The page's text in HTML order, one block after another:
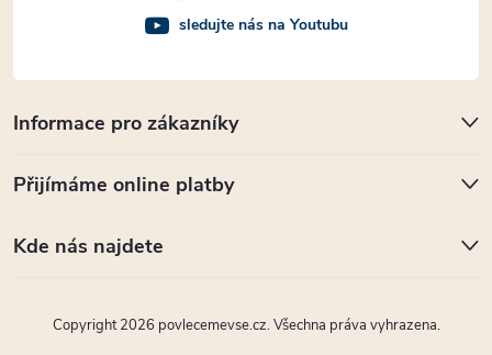
Informace pro zákazníky
Přijímáme online platby
Kde nás najdete
sledujte nás na Youtubu
Copyright 2026 povlecemevse.cz. Všechna práva vyhrazena.